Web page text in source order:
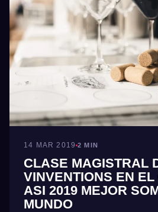
14 MAR 2019 2 MIN
CLASE MAGISTRAL
VINVENTIONS EN
ASI 2019 MEJOR
MUNDO